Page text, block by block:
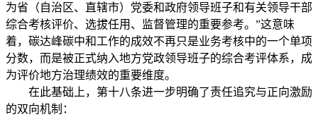
为省（自治区、直辖市）党委和政府领导班子和有关领导干部
综合考核评价、选拔任用、监督管理的重要参考。”这意味
着，碳达峰碳中和工作的成效不再只是业务考核中的一个单项
分数，而是被正式纳入地方党政领导班子的综合考评体系，成
为评价地方治理绩效的重要维度。
在此基础上，第十八条进一步明确了责任追究与正向激励
的双向机制：